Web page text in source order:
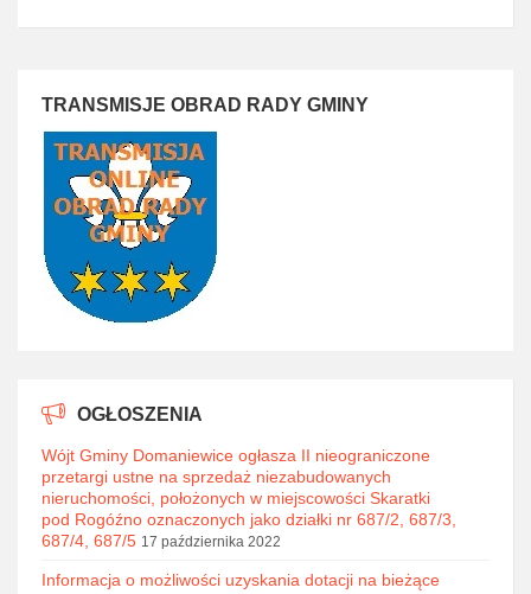
TRANSMISJE OBRAD RADY GMINY
OGŁOSZENIA
Wójt Gminy Domaniewice ogłasza II nieograniczone
przetargi ustne na sprzedaż niezabudowanych
nieruchomości, położonych w miejscowości Skaratki
pod Rogóźno oznaczonych jako działki nr 687/2, 687/3,
687/4, 687/5 17 października 2022
Informacja o możliwości uzyskania dotacji na bieżące